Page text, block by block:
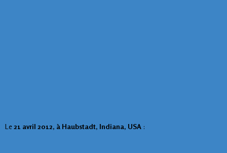
Le 21 avril 2012, à Haubstadt, Indiana, USA :